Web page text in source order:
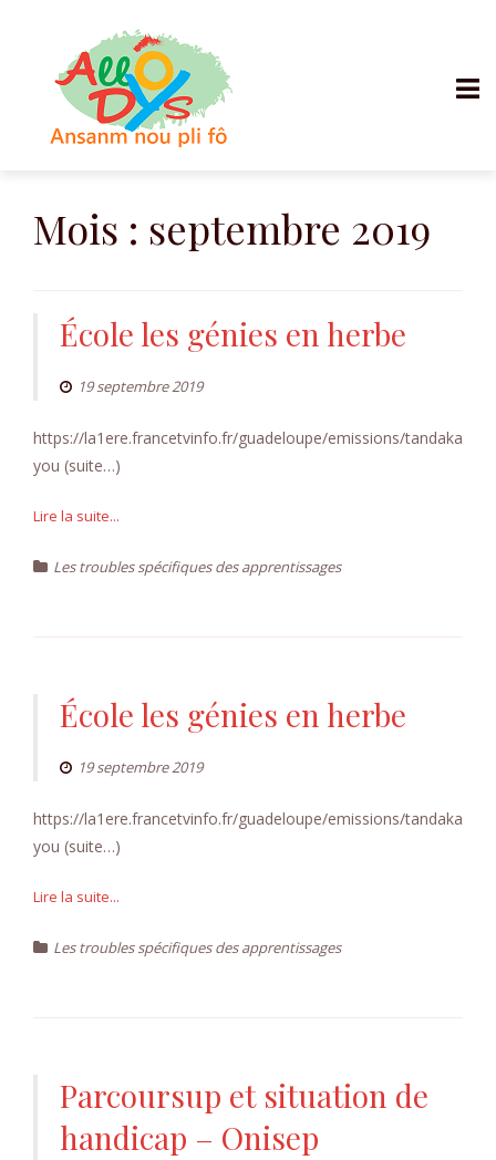
contenuMois : septembre 2019
École les génies en herbe
19 septembre 2019
https://la1ere.francetvinfo.fr/guadeloupe/emissions/tandaka
you (suite…)
Lire la suite...
Les troubles spécifiques des apprentissages
École les génies en herbe
19 septembre 2019
https://la1ere.francetvinfo.fr/guadeloupe/emissions/tandaka
you (suite…)
Lire la suite...
Les troubles spécifiques des apprentissages
Parcoursup et situation de
handicap – Onisep